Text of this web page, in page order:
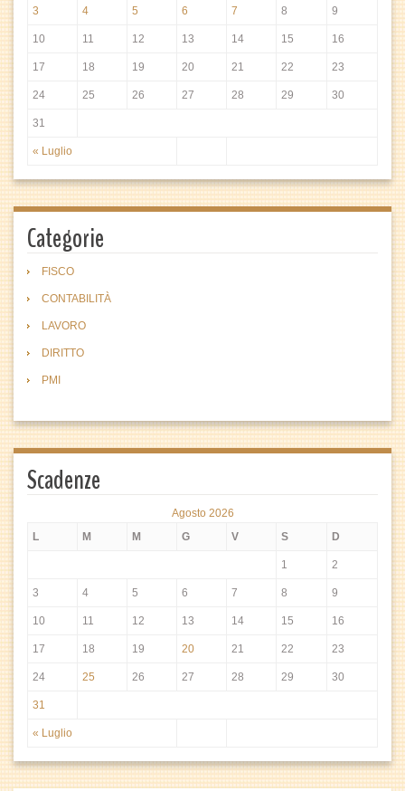
« Luglio
3 4 5 6 7 8 9
10 11 12 13 14 15 16
17 18 19 20 21 22 23
24 25 26 27 28 29 30
31
Categorie
FISCO
CONTABILITÀ
LAVORO
DIRITTO
PMI
Scadenze
Agosto 2026
L
M M G V S D
« Luglio
1 2
3 4 5 6 7 8 9
10 11 12 13 14 15 16
17 18 19 20 21 22 23
24 25 26 27 28 29 30
31